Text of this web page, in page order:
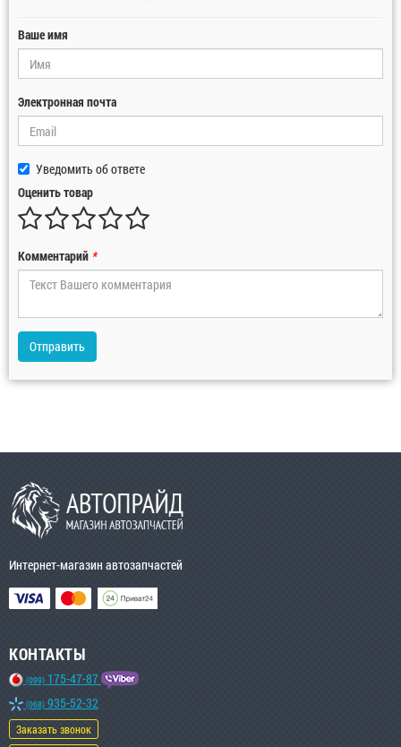
Ваше имя
Электронная почта
Уведомить об ответе
Оценить товар
Комментарий *
Отправить
Интернет-магазин автозапчастей
КОНТАКТЫ
(099) 175-47-87
(068) 935-52-32
Заказать звонок